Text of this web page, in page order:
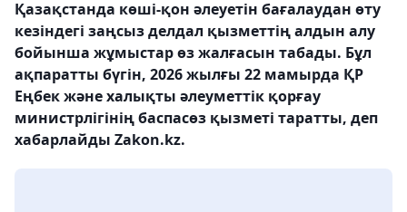
Қазақстанда көші-қон әлеуетін бағалаудан өту
кезіндегі заңсыз делдал қызметтің алдын алу
бойынша жұмыстар өз жалғасын табады. Бұл
ақпаратты бүгін, 2026 жылғы 22 мамырда ҚР
Еңбек және халықты әлеуметтік қорғау
министрлігінің баспасөз қызметі таратты, деп
хабарлайды Zakon.kz.